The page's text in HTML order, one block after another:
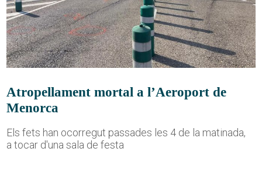
Atropellament mortal a l’Aeroport de
Menorca
Els fets han ocorregut passades les 4 de la matinada,
a tocar d'una sala de festa